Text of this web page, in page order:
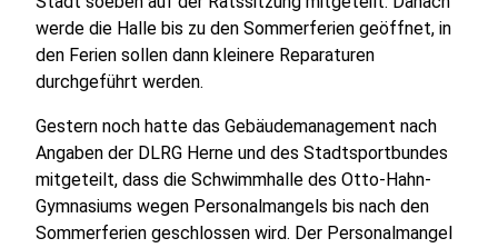
werde die Halle bis zu den Sommerferien geöffnet, in
den Ferien sollen dann kleinere Reparaturen
durchgeführt werden.
Gestern noch hatte das Gebäudemanagement nach
Angaben der DLRG Herne und des Stadtsportbundes
mitgeteilt, dass die Schwimmhalle des Otto-Hahn-
Gymnasiums wegen Personalmangels bis nach den
Sommerferien geschlossen wird. Der Personalmangel